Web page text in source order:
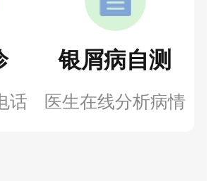
话
银屑病自测
医生在线分析病情